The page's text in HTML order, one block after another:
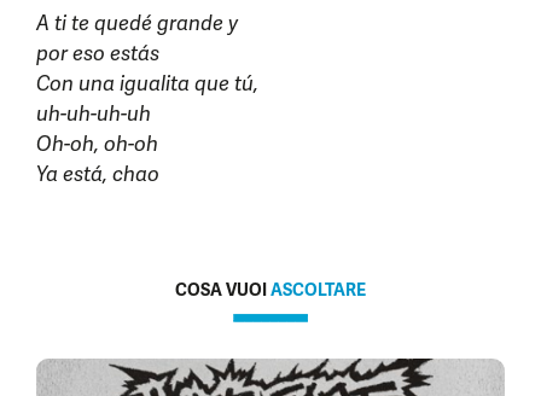
A ti te quedé grande y
por eso estás
Con una igualita que tú,
uh-uh-uh-uh
Oh-oh, oh-oh
Ya está, chao
COSA VUOIASCOLTARE